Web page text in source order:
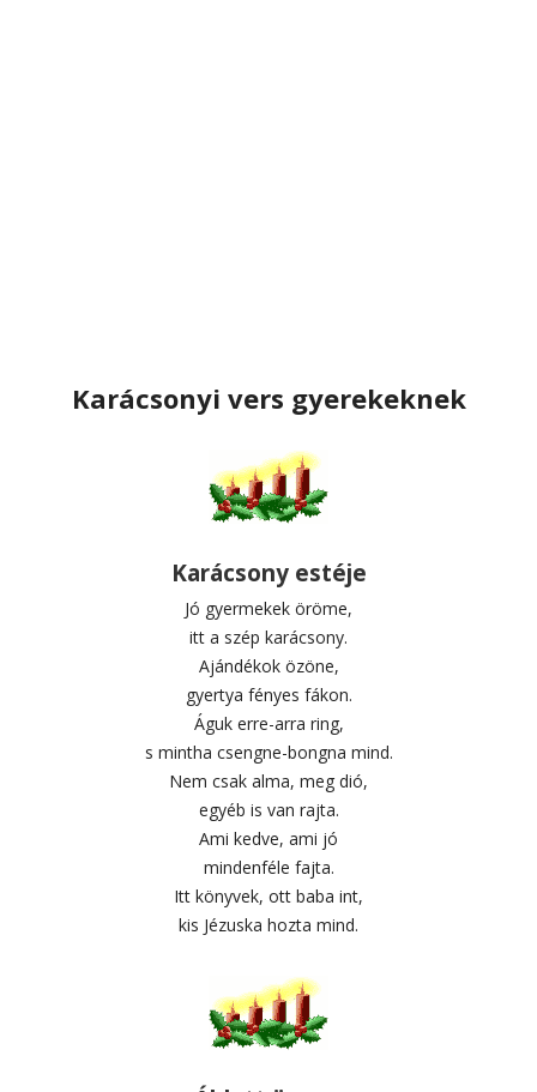
Karácsonyi vers gyerekeknek
Karácsony estéje
Jó gyermekek öröme,
itt a szép karácsony.
Ajándékok özöne,
gyertya fényes fákon.
Águk erre-arra ring,
s mintha csengne-bongna mind.
Nem csak alma, meg dió,
egyéb is van rajta.
Ami kedve, ami jó
mindenféle fajta.
Itt könyvek, ott baba int,
kis Jézuska hozta mind.